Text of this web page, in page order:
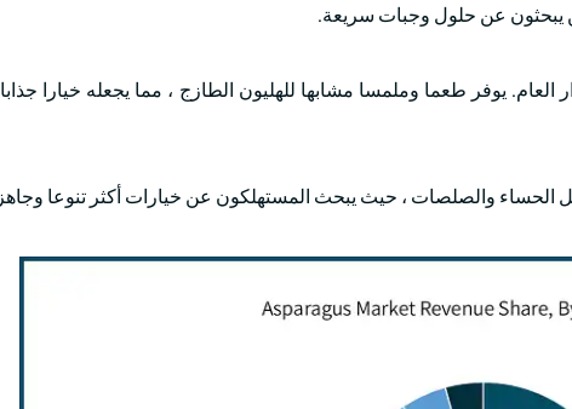
يبحثون عن حلول وجبات سريعة.
يوفر طعما وملمسا مشابها للهليون الطازج ، مما يجعله خيارا
الحساء والصلصات ، حيث يبحث المستهلكون عن خيارات أكثر تنوعا